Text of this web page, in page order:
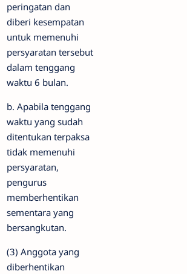
peringatan dan
diberi kesempatan
untuk memenuhi
persyaratan tersebut
dalam tenggang
waktu 6 bulan.
b. Apabila tenggang
waktu yang sudah
ditentukan terpaksa
tidak memenuhi
persyaratan,
pengurus
memberhentikan
sementara yang
bersangkutan.
(3) Anggota yang
diberhentikan